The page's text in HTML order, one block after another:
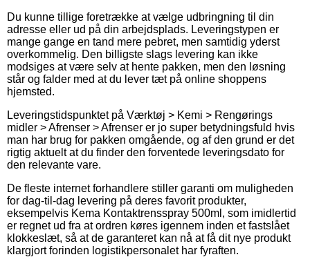
Du kunne tillige foretrække at vælge udbringning til din
adresse eller ud på din arbejdsplads. Leveringstypen er
mange gange en tand mere pebret, men samtidig yderst
overkommelig. Den billigste slags levering kan ikke
modsiges at være selv at hente pakken, men den løsning
står og falder med at du lever tæt på online shoppens
hjemsted.
Leveringstidspunktet på Værktøj > Kemi > Rengørings
midler > Afrenser > Afrenser er jo super betydningsfuld hvis
man har brug for pakken omgående, og af den grund er det
rigtig aktuelt at du finder den forventede leveringsdato for
den relevante vare.
De fleste internet forhandlere stiller garanti om muligheden
for dag-til-dag levering på deres favorit produkter,
eksempelvis Kema Kontaktrensspray 500ml, som imidlertid
er regnet ud fra at ordren køres igennem inden et fastslået
klokkeslæt, så at de garanteret kan nå at få dit nye produkt
klargjort forinden logistikpersonalet har fyraften.